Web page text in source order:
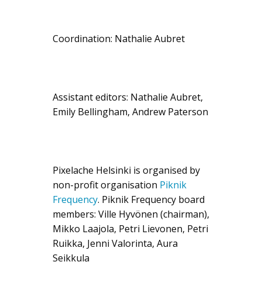
Coordination: Nathalie Aubret
Assistant editors: Nathalie Aubret,
Emily Bellingham, Andrew Paterson
Pixelache Helsinki is organised by
non-profit organisation Piknik
Frequency. Piknik Frequency board
members: Ville Hyvönen (chairman),
Mikko Laajola, Petri Lievonen, Petri
Ruikka, Jenni Valorinta, Aura
Seikkula